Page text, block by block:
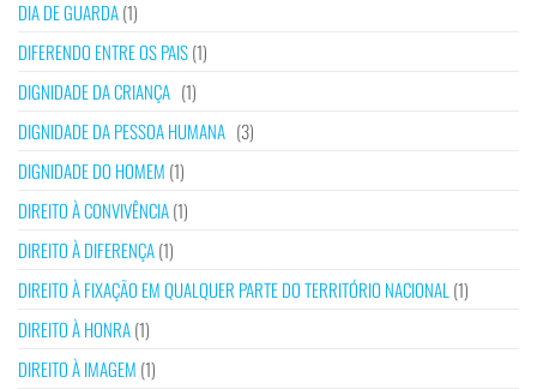
DIA DE GUARDA(1)
DIFERENDO ENTRE OS PAIS(1)
DIGNIDADE DA CRIANÇA (1)
DIGNIDADE DA PESSOA HUMANA (3)
DIGNIDADE DO HOMEM (1)
DIREITO À CONVIVÊNCIA(1)
DIREITO À DIFERENÇA(1)
DIREITO À FIXAÇÃO EM QUALQUER PARTE DO TERRITÓRIO NACIONAL (1)
DIREITO À HONRA(1)
DIREITO À IMAGEM (1)